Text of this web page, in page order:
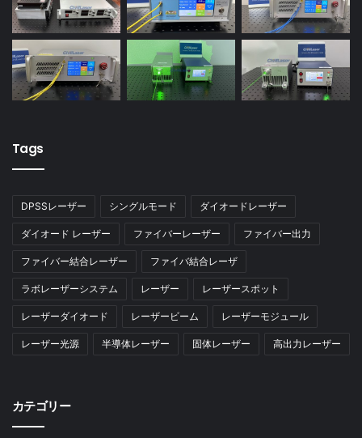
Tags
DPSSレーザー シングルモード ダイオードレーザー
ダイオード レーザー ファイバーレーザー ファイバー出力
ファイバー結合レーザー ファイバ結合レーザ
ラボレーザーシステム レーザー レーザースポット
レーザーダイオード レーザービーム レーザーモジュール
レーザー光源 半導体レーザー 固体レーザー 高出力レーザー
カテゴリー